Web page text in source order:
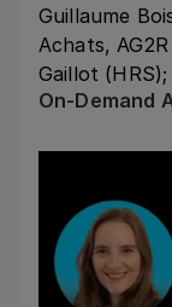
Guillaume
Achats,
Gaillot
On-Demand